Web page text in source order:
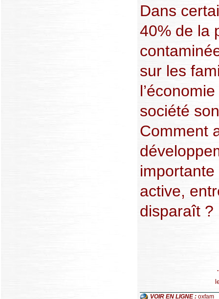
Dans
40% de la
sur les
société
Comment
active,
disparaît ?
VOIR EN LIGNE : oxfam